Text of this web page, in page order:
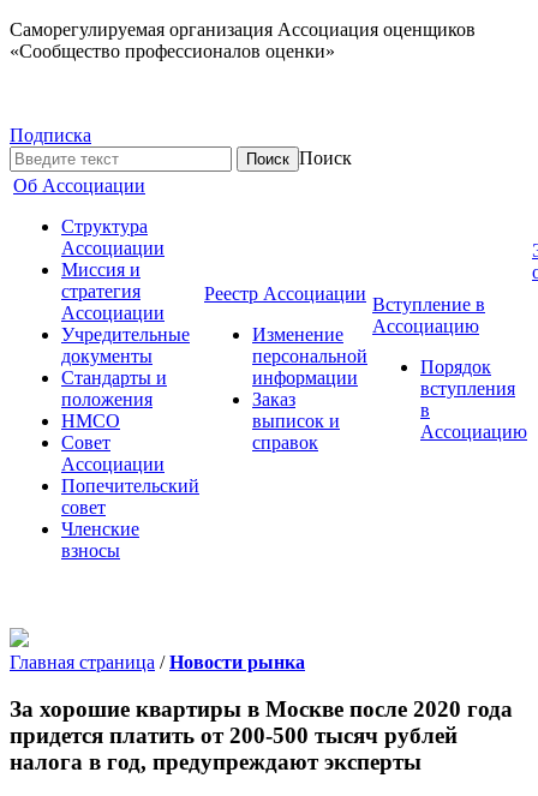
Саморегулируемая организация Ассоциация оценщиков
«Сообщество профессионалов оценки»
Подписка
Поиск
Об Ассоциации
Структура
Ассоциации
Миссия и
стратегия
Ассоциации
Учредительные
документы
Стандарты и
положения
НМСО
Совет
Ассоциации
Попечительский
совет
Членские
взносы
Реестр Ассоциации
Изменение
персональной
информации
Заказ
выписок и
справок
Вступление в
Ассоциацию
Порядок
вступления
в
Ассоциацию
Главная страница / Новости рынка
За хорошие квартиры в Москве после 2020 года
придется платить от 200-500 тысяч рублей
налога в год, предупреждают эксперты